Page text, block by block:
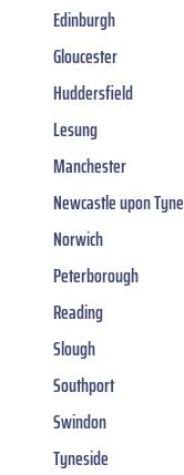
Edinburgh
Gloucester
Huddersfield
Lesung
Manchester
Newcastle upon Tyne
Norwich
Peterborough
Reading
Slough
Southport
Swindon
Tyneside